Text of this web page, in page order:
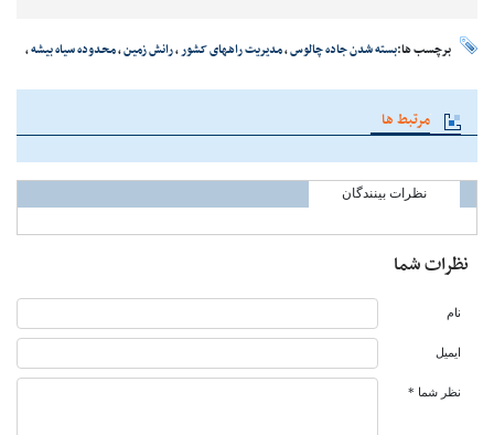
برچسب ها:بسته شدن جاده چالوس،مدیریت راههای کشور،رانش زمین،محدوده سیاه بیشه،
مرتبط ها
نظرات بینندگان
نظرات شما
نام
ایمیل
نظر شما *